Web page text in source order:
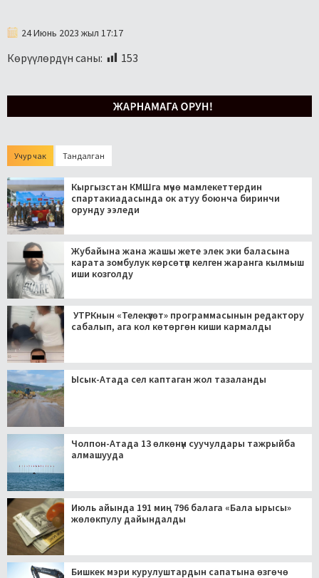
24 Июнь 2023 жыл 17:17
Көрүүлөрдүн саны: 153
Учур чак Тандалган
Кыргызстан КМШга мүчө мамлекеттердин
спартакиадасында ок атуу боюнча биринчи
орунду ээледи
Жубайына жана жашы жете элек эки баласына
карата зомбулук көрсөтүп келген жаранга кылмыш
иши козголду
УТРКнын «Телекүзөт» программасынын редактору
сабалып, ага кол көтөргөн киши кармалды
Ысык-Атада сел каптаган жол тазаланды
Чолпон-Атада 13 өлкөнүн суучулдары тажрыйба
алмашууда
Июль айында 191 миң 796 балага «Бала ырысы»
жөлөкпулу дайындалды
Бишкек мэри курулуштардын сапатына өзгөчө